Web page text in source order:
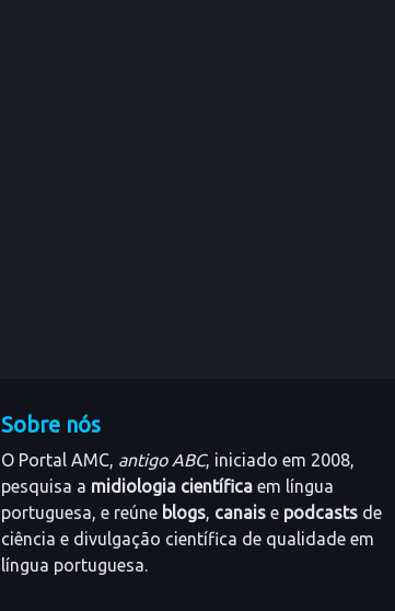
Sobre nós
O Portal AMC, antigo ABC, iniciado em 2008,
pesquisa a midiologia científica em língua
portuguesa, e reúne blogs, canais e podcasts de
ciência e divulgação científica de qualidade em
língua portuguesa.